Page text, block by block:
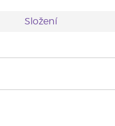
Složení